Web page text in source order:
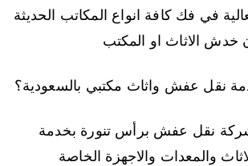
في فك كافة انواع المكاتب الحديثة
خدش الاثاث او المكتب
نقل عفش واثاث مكتبي بالسعودية؟
شركة نقل عفش برأس تنورة بخدمة
والمعدات والاجهزة الخاصة